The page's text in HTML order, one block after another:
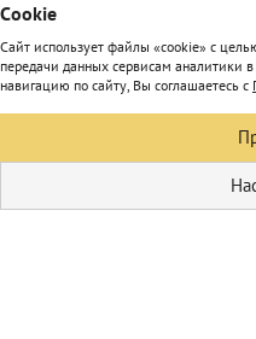
Сookie
Сайт использует файлы «cookie» с
передачи данных сервисам аналитики
навигацию по сайту, Вы соглашаетесь с